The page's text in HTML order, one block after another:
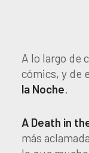
A lo largo de
cómics, y de
la Noche.
A Death in
más